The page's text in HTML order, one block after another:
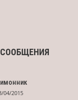
04/2015